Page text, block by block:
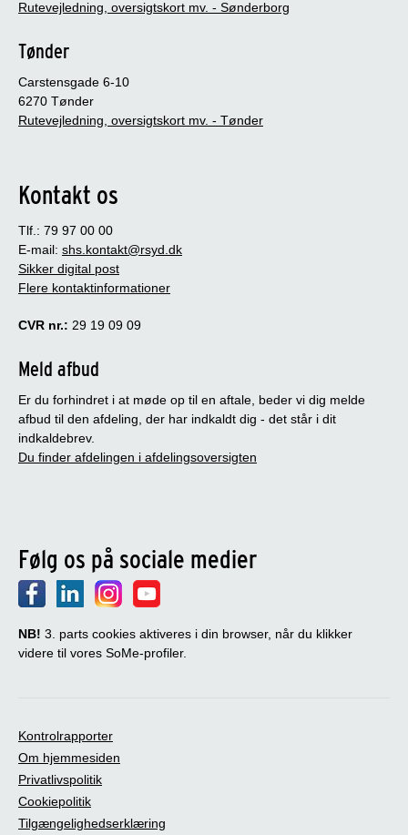
Rutevejledning, oversigtskort mv. - Sønderborg
Tønder
Carstensgade 6-10
6270 Tønder
Rutevejledning, oversigtskort mv. - Tønder
Kontakt os
Tlf.: 79 97 00 00
E-mail: shs.kontakt@rsyd.dk
Sikker digital post
Flere kontaktinformationer
CVR nr.: 29 19 09 09
Meld afbud
Er du forhindret i at møde op til en aftale, beder vi dig melde
afbud til den afdeling, der har indkaldt dig - det står i dit
indkaldebrev.
Du finder afdelingen i afdelingsoversigten
Følg os på sociale medier
NB! 3. parts cookies aktiveres i din browser, når du klikker
videre til vores SoMe-profiler.
Kontrolrapporter
Om hjemmesiden
Privatlivspolitik
Cookiepolitik
Tilgængelighedserklæring